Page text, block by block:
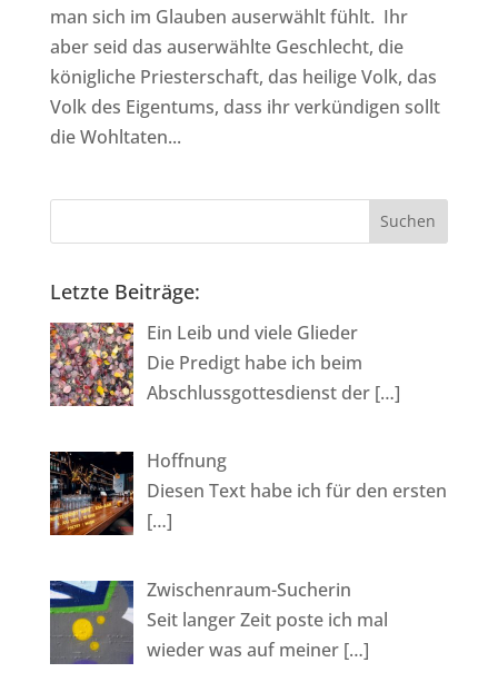
man sich im Glauben auserwählt fühlt. Ihr
aber seid das auserwählte Geschlecht, die
königliche Priesterschaft, das heilige Volk, das
Volk des Eigentums, dass ihr verkündigen sollt
die Wohltaten...
Letzte Beiträge:
Ein Leib und viele Glieder
Die Predigt habe ich beim
Abschlussgottesdienst der […]
Hoffnung
Diesen Text habe ich für den ersten
[…]
Zwischenraum-Sucherin
Seit langer Zeit poste ich mal
wieder was auf meiner […]